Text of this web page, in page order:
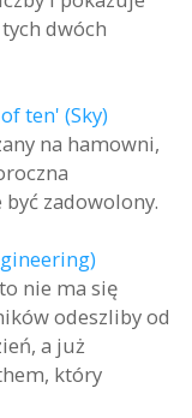
dwóch
ten' (Sky)
na hamowni,
zadowolony.
nie ma się
odeszliby od
a już
który